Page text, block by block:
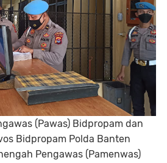
(Pawas) Bidpropam dan
Bidpropam Polda Banten
Pengawas (Pamenwas)